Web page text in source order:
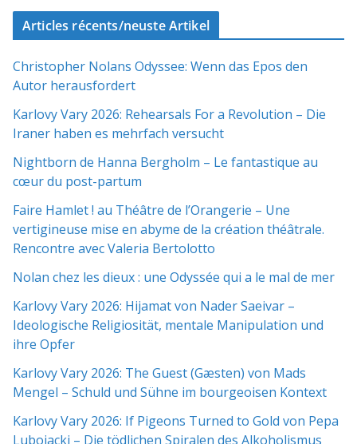
Articles récents/neuste Artikel
Christopher Nolans Odyssee: Wenn das Epos den
Autor herausfordert
Karlovy Vary 2026: Rehearsals For a Revolution – Die
Iraner haben es mehrfach versucht
Nightborn de Hanna Bergholm – Le fantastique au
cœur du post-partum
Faire Hamlet ! au Théâtre de l’Orangerie – Une
vertigineuse mise en abyme de la création théâtrale.
Rencontre avec Valeria Bertolotto
Nolan chez les dieux : une Odyssée qui a le mal de mer
Karlovy Vary 2026: Hijamat von Nader Saeivar​​ –
Ideologische Religiosität, mentale Manipulation und
ihre Opfer
Karlovy Vary 2026: The Guest (Gæsten) von Mads
Mengel – Schuld und Sühne im bourgeoisen Kontext
Karlovy Vary 2026: If Pigeons Turned to Gold von Pepa
Lubojacki – Die tödlichen Spiralen des Alkoholismus